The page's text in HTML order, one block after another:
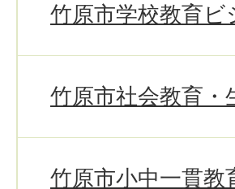
竹原市学校教育ビ
竹原市社会教育
竹原市小中一貫教